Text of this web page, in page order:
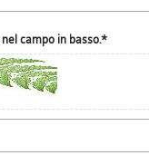
campo in basso.*